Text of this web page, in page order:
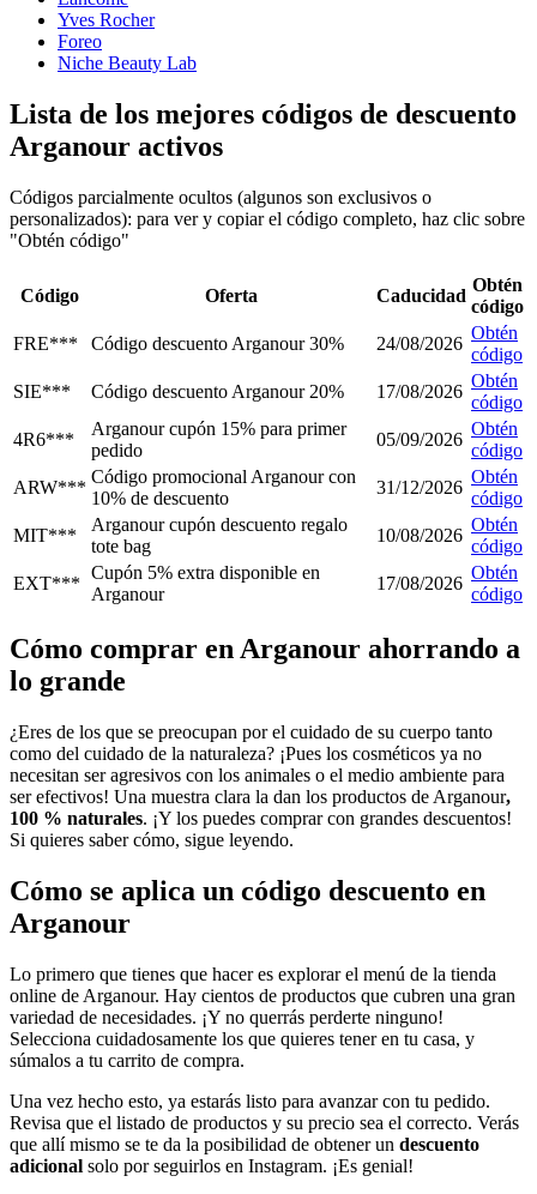
Yves Rocher
Foreo
Niche Beauty Lab
Lista de los mejores códigos de descuento
Arganour activos
Códigos parcialmente ocultos (algunos son exclusivos o
personalizados): para ver y copiar el código completo, haz clic sobre
"Obtén código"
Código Oferta Caducidad
Obtén
código
FRE***
Código descuento Arganour 30% 24/08/2026
Obtén
código
SIE***
Código descuento Arganour 20% 17/08/2026
Obtén
código
4R6***
Arganour cupón 15% para primer
pedido
05/09/2026
Obtén
código
ARW***
Código promocional Arganour con
10% de descuento
31/12/2026
Obtén
código
MIT***
Arganour cupón descuento regalo
tote bag
10/08/2026
Obtén
código
EXT***
Cupón 5% extra disponible en
Arganour
17/08/2026
Obtén
código
Cómo comprar en Arganour ahorrando a
lo grande
¿Eres de los que se preocupan por el cuidado de su cuerpo tanto
como del cuidado de la naturaleza? ¡Pues los cosméticos ya no
necesitan ser agresivos con los animales o el medio ambiente para
ser efectivos! Una muestra clara la dan los productos de Arganour,
100 % naturales. ¡Y los puedes comprar con grandes descuentos!
Si quieres saber cómo, sigue leyendo.
Cómo se aplica un código descuento en
Arganour
Lo primero que tienes que hacer es explorar el menú de la tienda
online de Arganour. Hay cientos de productos que cubren una gran
variedad de necesidades. ¡Y no querrás perderte ninguno!
Selecciona cuidadosamente los que quieres tener en tu casa, y
súmalos a tu carrito de compra.
Una vez hecho esto, ya estarás listo para avanzar con tu pedido.
Revisa que el listado de productos y su precio sea el correcto. Verás
que allí mismo se te da la posibilidad de obtener un descuento
adicional solo por seguirlos en Instagram. ¡Es genial!